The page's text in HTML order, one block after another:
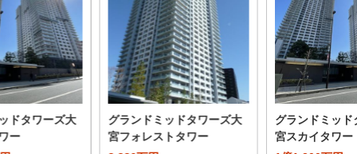
ドタワーズ大
ー
グランドミッドタワーズ大
宮フォレストタワー
グランドミッド
宮スカイタワー